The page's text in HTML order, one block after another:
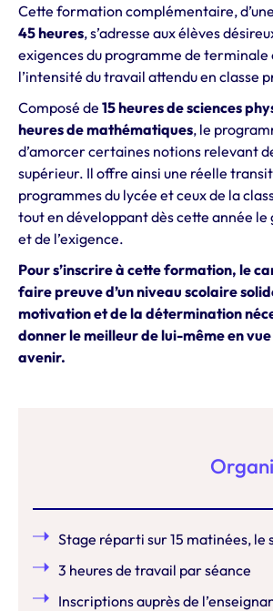
Cette formation complémentaire,d’une
45heures,s’adresse auxélèves
exigencesdu programme de terminale
l’intensité dutravail attenduen classe
Composé de 15heuresdesciences
heuresdemathématiques, le
d’amorcercertaines notions relevant
supérieur. Il offre ainsi une réelle
programmesdu lycée etceuxde la
touten développantdèscette année le
etde l’exigence.
Pour s’inscrire à cette formation, le
faire preuve d’un niveau scolaire
motivation et de la détermination
donner le meilleur de lui-même en
avenir.
Stage réparti sur 15 matinées, le
3 heures de travail par séance
Inscriptions auprès de